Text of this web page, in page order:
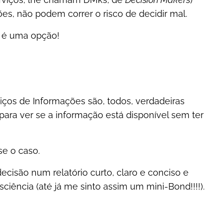
não podem correr o risco de decidir mal.
uma opção!
de Informações são, todos, verdadeiras
ver se a informação está disponível sem ter
o caso.
num relatório curto, claro e conciso e
(até já me sinto assim um mini-Bond!!!!).